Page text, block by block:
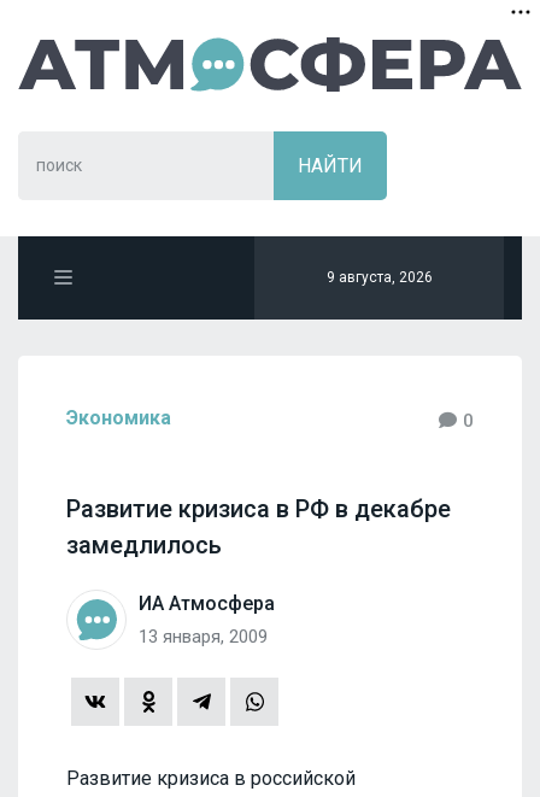
9 августа, 2026
Экономика 0
Развитие кризиса в РФ в декабре
замедлилось
ИА Атмосфера
13 января, 2009
Развитие кризиса в российской